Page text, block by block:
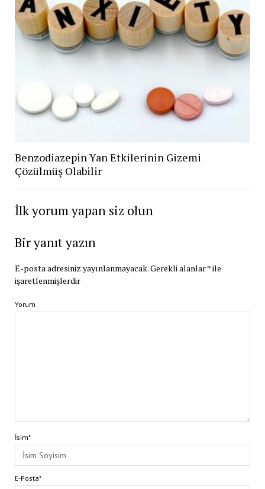
Benzodiazepin Yan Etkilerinin Gizemi
Çözülmüş Olabilir
İlk yorum yapan siz olun
Bir yanıt yazın
E-posta adresiniz yayınlanmayacak.Gerekli alanlar*ile
işaretlenmişlerdir
Yorum
İsim*
E-Posta*